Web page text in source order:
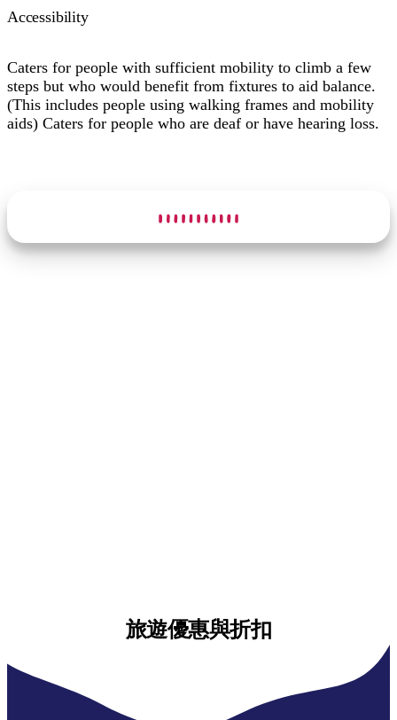
Accessibility
Caters for people with sufficient mobility to climb a few
steps but who would benefit from fixtures to aid balance.
(This includes people using walking frames and mobility
aids) Caters for people who are deaf or have hearing loss.
旅遊優惠與折扣